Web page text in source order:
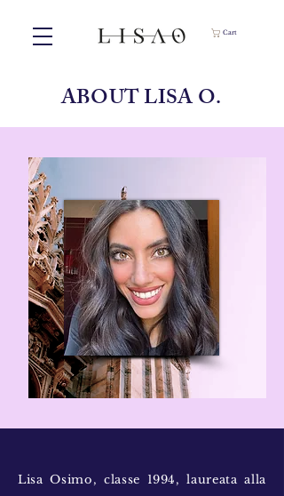
Cart
ABOUT LISA O.
Lisa Osimo, classe 1994, laureata alla